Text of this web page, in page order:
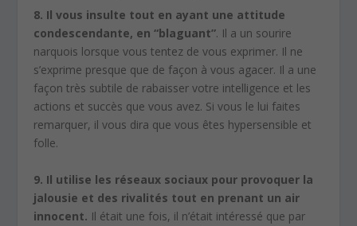
8. Il vous insulte tout en ayant une attitude
condescendante, en “blaguant”. Il a un sourire
narquois lorsque vous tentez de vous exprimer. Il ne
s’exprime presque que de façon à vous agacer. Il a une
façon très subtile de rabaisser votre intelligence et les
actions et succès que vous avez. Si vous le lui faites
remarquer, il vous dira que vous êtes hypersensible et
folle.
9. Il utilise les réseaux sociaux pour provoquer la
jalousie et des rivalités tout en prenant un air
innocent. Il était une fois, il n’était intéressé que par